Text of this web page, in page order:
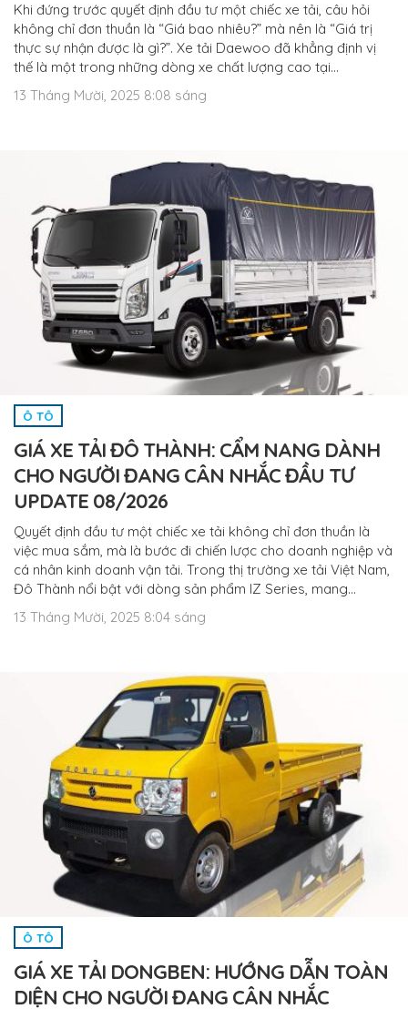
Khi đứng trước quyết định đầu tư một chiếc xe tải, câu hỏi
không chỉ đơn thuần là “Giá bao nhiêu?” mà nên là “Giá trị
thực sự nhận được là gì?”. Xe tải Daewoo đã khẳng định vị
thế là một trong những dòng xe chất lượng cao tại…
13 Tháng Mười, 2025 8:08 sáng
Ô TÔ
GIÁ XE TẢI ĐÔ THÀNH: CẨM NANG DÀNH
CHO NGƯỜI ĐANG CÂN NHẮC ĐẦU TƯ
UPDATE 08/2026
Quyết định đầu tư một chiếc xe tải không chỉ đơn thuần là
việc mua sắm, mà là bước đi chiến lược cho doanh nghiệp và
cá nhân kinh doanh vận tải. Trong thị trường xe tải Việt Nam,
Đô Thành nổi bật với dòng sản phẩm IZ Series, mang…
13 Tháng Mười, 2025 8:04 sáng
Ô TÔ
GIÁ XE TẢI DONGBEN: HƯỚNG DẪN TOÀN
DIỆN CHO NGƯỜI ĐANG CÂN NHẮC